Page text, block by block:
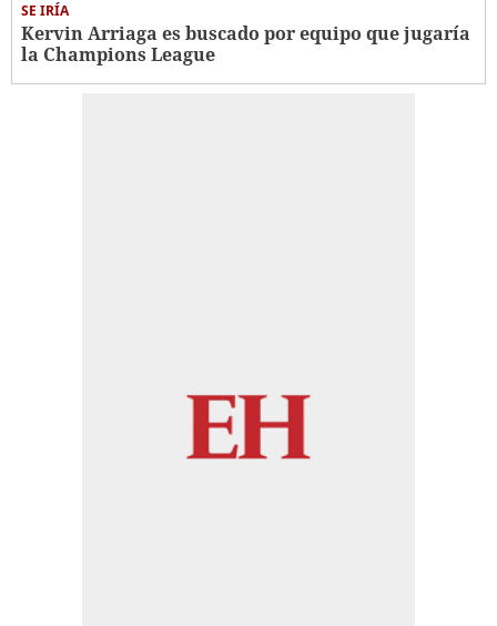
SE IRÍA
Kervin Arriaga es buscado por equipo que jugaría
la Champions League